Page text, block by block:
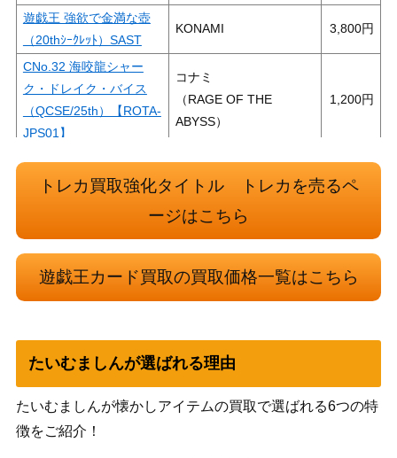
遊戯王 強欲で金満な壺
（20thｼｰｸﾚｯﾄ）SAST
KONAMI 3,800
CNo.32 海咬龍シャー
ク・ドレイク・バイス
（QCSE/25th）【ROTA-
JPS01】
コナミ
（RAGE OF THE
ABYSS）
1,200
h）【RC04-JP009】
コナミ
（RARITY
E）【SAST-JP055】
（SAVAGE STRIKE）
ティアラメンツ・ルルカ
ロス（PSE）【DABL-JP
コナミ
3,000
hｼｰｸﾚｯﾄ） 20th
KONAMI
星辰砲手ファイメナ（P
SE）【DBJH-JP002】
コナミ
10,000
トレカ買取強化タイトル トレカを売るペ
ージはこちら
遊戯王カード買取の買取価格一覧はこちら
たいむましんが選ばれる理由
たいむましんが懐かしアイテムの買取で選ばれる6つの特
徴をご紹介！